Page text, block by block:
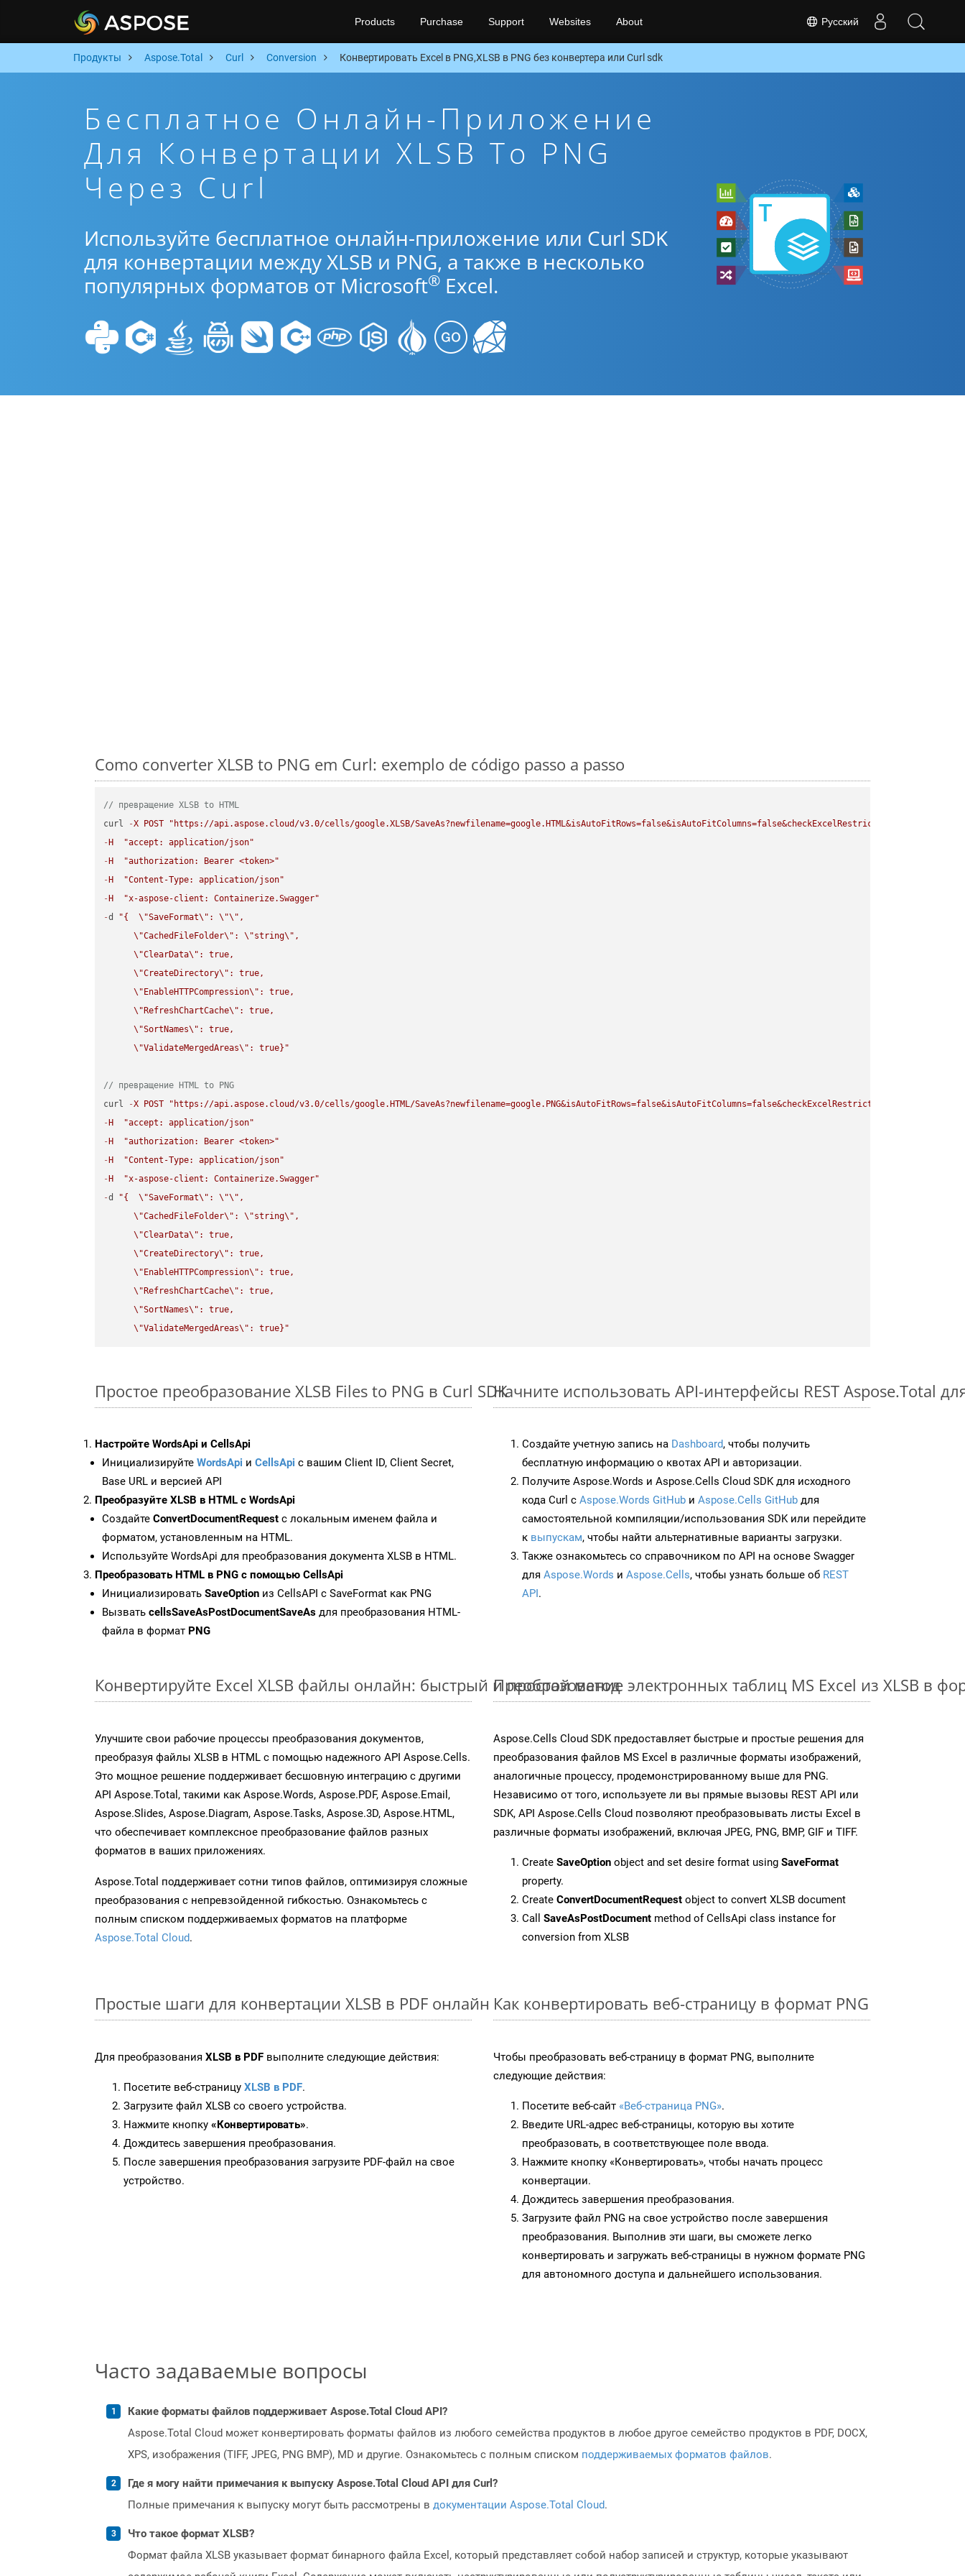
Русский
Products Purchase Support Websites About
Продукты Aspose.Total Curl Conversion Конвертировать Excel в PNG,XLSB в PNG без конвертера или Curl sdk
Бесплатное Онлайн-Приложение
Для Конвертации XLSB To PNG
Через Curl
Используйте бесплатное онлайн-приложение или Curl SDK
для конвертации между XLSB и PNG, а также в несколько
популярных форматов от Microsoft® Excel.
Como converter XLSB to PNG em Curl: exemplo de código passo a passo
// превращение XLSB to HTML
curl
-X POST
"https://api.aspose.cloud/v3.0/cells/google.XLSB/SaveAs?newfilename=google.HTML&isAutoFitRows=false&isAutoFitColumns=false&checkExcelRestriction=true"
- H
"accept: application/json"
- H
"authorization: Bearer <token>"
- H
"Content-Type: application/json"
- H
"x-aspose-client: Containerize.Swagger"
-d "{ \"SaveFormat\" : \"\" ,
\"CachedFileFolder\" : \"string\" ,
\"ClearData\" : true,
\"CreateDirectory\" : true,
\" EnableHTTPCompression\" : true,
\" RefreshChartCache\" : true,
\"SortNames\" : true,
\"ValidateMergedAreas\" : true}"
// превращение HTML to PNG
curl
-X POST
"https://api.aspose.cloud/v3.0/cells/google.HTML/SaveAs?newfilename=google.PNG&isAutoFitRows=false&isAutoFitColumns=false&checkExcelRestriction=true"
- H
"accept: application/json"
- H
"authorization: Bearer <token>"
- H
"Content-Type: application/json"
- H
"x-aspose-client: Containerize.Swagger"
-d "{ \"SaveFormat\" : \"\" ,
\"CachedFileFolder\" : \"string\" ,
\"ClearData\" : true,
\"CreateDirectory\" : true,
\" EnableHTTPCompression\" : true,
\" RefreshChartCache\" : true,
\"SortNames\" : true,
\"ValidateMergedAreas\" : true}"
Простое преобразование XLSB Files to PNG в Curl SDK
Настройте WordsApi и CellsApi
Инициализируйте WordsApi и CellsApi с вашим Client ID, Client Secret,
Base URL и версией API
Преобразуйте XLSB в HTML с WordsApi
Создайте ConvertDocumentRequest с локальным именем файла и
форматом, установленным на HTML.
Используйте WordsApi для преобразования документа XLSB в HTML.
Преобразовать HTML в PNG с помощью CellsApi
Инициализировать SaveOption из CellsAPI с SaveFormat как PNG
Вызвать cellsSaveAsPostDocumentSaveAs для преобразования HTML-
файла в формат PNG
Начните использовать API-интерфейсы REST Aspose.Total
Создайте учетную запись на Dashboard, чтобы получить
бесплатную информацию о квотах API и авторизации.
Получите Aspose.Words и Aspose.Cells Cloud SDK для исходного
кода Curl с Aspose.Words GitHub и Aspose.Cells GitHub для
самостоятельной компиляции/использования SDK или перейдите
к выпускам, чтобы найти альтернативные варианты загрузки.
Также ознакомьтесь со справочником по API на основе Swagger
для Aspose.Words и Aspose.Cells, чтобы узнать больше об REST
API.
Конвертируйте Excel XLSB файлы онлайн: быстрый и простой метод
Улучшите свои рабочие процессы преобразования документов,
преобразуя файлы XLSB в HTML с помощью надежного API Aspose.Cells.
Это мощное решение поддерживает бесшовную интеграцию с другими
API Aspose.Total, такими как Aspose.Words, Aspose.PDF, Aspose.Email,
Aspose.Slides, Aspose.Diagram, Aspose.Tasks, Aspose.3D, Aspose.HTML,
что обеспечивает комплексное преобразование файлов разных
форматов в ваших приложениях.
Aspose.Total поддерживает сотни типов файлов, оптимизируя сложные
преобразования с непревзойденной гибкостью. Ознакомьтесь с
полным списком поддерживаемых форматов на платформе
Aspose.Total Cloud.
Преобразование электронных таблиц MS Excel из XLSB в
Aspose.Cells Cloud SDK предоставляет быстрые и простые решения для
преобразования файлов MS Excel в различные форматы изображений,
аналогичные процессу, продемонстрированному выше для PNG.
Независимо от того, используете ли вы прямые вызовы REST API или
SDK, API Aspose.Cells Cloud позволяют преобразовывать листы Excel в
различные форматы изображений, включая JPEG, PNG, BMP, GIF и TIFF.
Create SaveOption object and set desire format using SaveFormat
property.
Create ConvertDocumentRequest object to convert XLSB document
Call SaveAsPostDocument method of CellsApi class instance for
conversion from XLSB
Простые шаги для конвертации XLSB в PDF онлайн
Для преобразования XLSB в PDF выполните следующие действия:
Посетите веб-страницу XLSB в PDF.
Загрузите файл XLSB со своего устройства.
Нажмите кнопку «Конвертировать».
Дождитесь завершения преобразования.
После завершения преобразования загрузите PDF-файл на свое
устройство.
Как конвертировать веб-страницу в формат PNG
Чтобы преобразовать веб-страницу в формат PNG, выполните
следующие действия:
Посетите веб-сайт «Веб-страница PNG».
Введите URL-адрес веб-страницы, которую вы хотите
преобразовать, в соответствующее поле ввода.
Нажмите кнопку «Конвертировать», чтобы начать процесс
конвертации.
Дождитесь завершения преобразования.
Загрузите файл PNG на свое устройство после завершения
преобразования. Выполнив эти шаги, вы сможете легко
конвертировать и загружать веб-страницы в нужном формате PNG
для автономного доступа и дальнейшего использования.
Часто задаваемые вопросы
Какие форматы файлов поддерживает Aspose.Total Cloud API?
Aspose.Total Cloud может конвертировать форматы файлов из любого семейства продуктов в любое другое семейство продуктов в PDF, DOCX,
XPS, изображения (TIFF, JPEG, PNG BMP), MD и другие. Ознакомьтесь с полным списком поддерживаемых форматов файлов.
Где я могу найти примечания к выпуску Aspose.Total Cloud API для Curl?
Полные примечания к выпуску могут быть рассмотрены в документации Aspose.Total Cloud.
Что такое формат XLSB?
Формат файла XLSB указывает формат бинарного файла Excel, который представляет собой набор записей и структур, которые указывают